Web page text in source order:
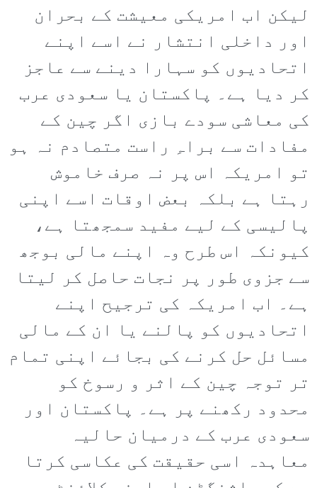
لیکن اب امریکی معیشت کے بحران
اور داخلی انتشار نے اسے اپنے
اتحادیوں کو سہارا دینے سے عاجز
کر دیا ہے۔ پاکستان یا سعودی عرب
کی معاشی سودے بازی اگر چین کے
مفادات سے براہِ راست متصادم نہ ہو
تو امریکہ اس پر نہ صرف خاموش
رہتا ہے بلکہ بعض اوقات اسے اپنی
پالیسی کے لیے مفید سمجھتا ہے،
کیونکہ اس طرح وہ اپنے مالی بوجھ
سے جزوی طور پر نجات حاصل کر لیتا
ہے۔ اب امریکہ کی ترجیح اپنے
اتحادیوں کو پالنے یا ان کے مالی
مسائل حل کرنے کی بجائے اپنی تمام
تر توجہ چین کے اثر و رسوخ کو
محدود رکھنے پر ہے۔ پاکستان اور
سعودی عرب کے درمیان حالیہ
معاہدہ اسی حقیقت کی عکاسی کرتا